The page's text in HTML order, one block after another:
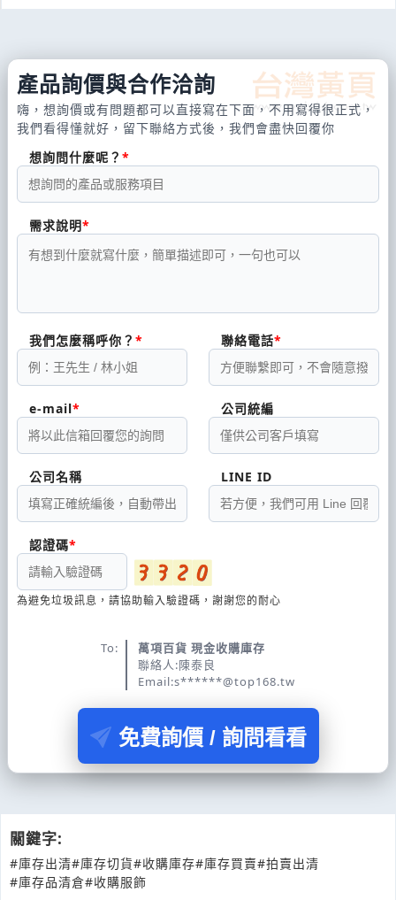
產品詢價與合作洽詢
嗨，想詢價或有問題都可以直接寫在下面，不用寫得很正式，
我們看得懂就好，留下聯絡方式後，我們會盡快回覆你
想詢問什麼呢？
需求說明
我們怎麼稱呼你？ 聯絡電話
e-mail 公司統編
公司名稱 LINE ID
認證碼
為避免垃圾訊息，請協助輸入驗證碼，謝謝您的耐心
To:
萬項百貨 現金收購庫存
聯絡人:陳泰良
Email:s******@top168.tw
免費詢價 / 詢問看看
關鍵字:
#庫存出清#庫存切貨#收購庫存#庫存買賣#拍賣出清
#庫存品清倉#收購服飾